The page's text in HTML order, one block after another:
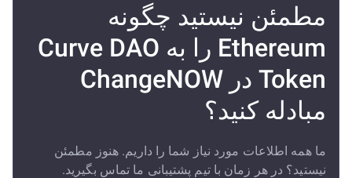
مطمئن نیستید چگونه
Ethereum را به Curve DAO
Token در ChangeNOW
مبادله کنید؟
ما همه اطلاعات مورد نیاز شما را داریم. هنوز مطمئن
نیستید؟ در هر زمان با تیم پشتیبانی ما تماس بگیرید.